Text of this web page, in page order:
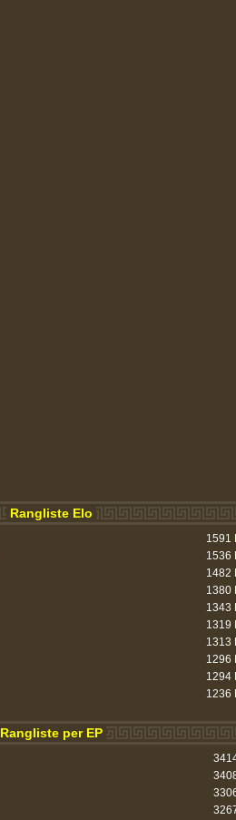
Rangliste Elo
1591
1536
1482
1380
1343
1319
1313
1296
1294
1236
Rangliste per EP